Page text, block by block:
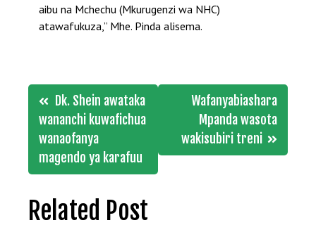
aibu na Mchechu (Mkurugenzi wa NHC)
atawafukuza,” Mhe. Pinda alisema.
Post
navigation
Dk. Shein awataka
wananchi kuwafichua
wanaofanya
magendo ya karafuu
Wafanyabiashara
Mpanda wasota
wakisubiri treni
Related Post